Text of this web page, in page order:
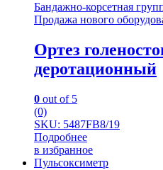
Бандажно-корсетная
Продажа нового
Ортез
деротационный
0 out of 5
(0)
SKU: 5487FB8/19
Подробнее
в избранное
Пульсоксиметр